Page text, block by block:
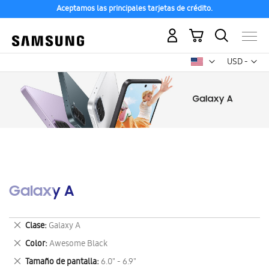
Aceptamos las principales tarjetas de crédito.
USD -
dólar
Mi carrito
Galaxy A
Clase Galaxy A
Eliminar
este
artículo
Color Awesome Black
Eliminar
este
Tamaño de pantalla 6.0" - 6.9"
Eliminar